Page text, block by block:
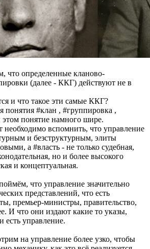
что определенные кланово-
(далее - ККГ) действуют не в
и что такое эти самые ККГ?
понятия #клан , #группировка ,
понятие намного шире.
необходимо вспомнить, что управление
и безструктурным, элиты
а #власть - не только судебная,
но и более высокого
и концептуальная.
что управление значительно
представлений, что есть
премьер-министры, правительство,
И что они издают какие то указы,
есть управление.
на управление более узко, чтобы